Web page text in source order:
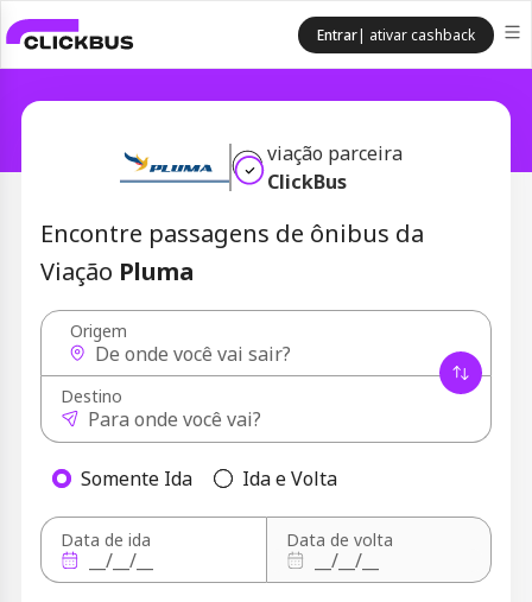
Entrar| ativar cashback
viação parceira
ClickBus
Encontre passagens de ônibus da
Viação Pluma
Somente Ida Ida e Volta
Origem
Destino
Data de ida Data de volta